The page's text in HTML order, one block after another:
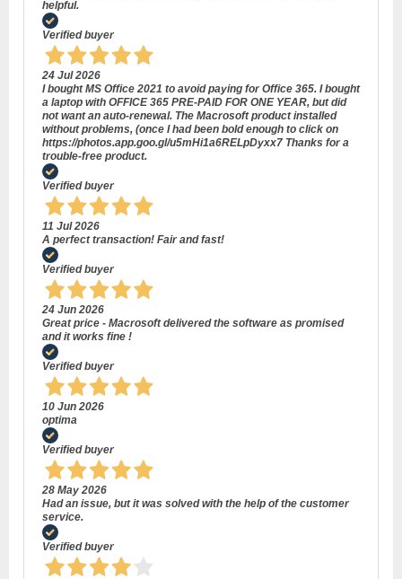
helpful.
Verified buyer
24 Jul 2026
I bought MS Office 2021 to avoid paying for Office 365. I bought
a laptop with OFFICE 365 PRE-PAID FOR ONE YEAR, but did
not want an auto-renewal. The Macrosoft product installed
without problems, (once I had been bold enough to click on
https://photos.app.goo.gl/u5mHi1a6RELpDyxx7 Thanks for a
trouble-free product.
Verified buyer
11 Jul 2026
A perfect transaction! Fair and fast!
Verified buyer
24 Jun 2026
Great price - Macrosoft delivered the software as promised
and it works fine !
Verified buyer
10 Jun 2026
optima
Verified buyer
28 May 2026
Had an issue, but it was solved with the help of the customer
service.
Verified buyer